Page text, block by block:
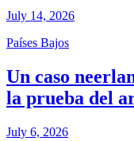
July 14, 2026
Países Bajos
Un caso
la prueba del
July 6, 2026